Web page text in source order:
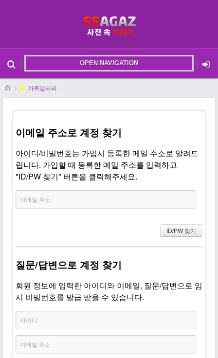
메뉴 건너뛰기
OPEN NAVIGATION
본문시작
싸' 가족갤러리
이메일 주소로 계정 찾기
아이디/비밀번호는 가입시 등록한 메일 주소로 알려드
립니다. 가입할 때 등록한 메일 주소를 입력하고
"ID/PW 찾기" 버튼을 클릭해주세요.
질문/답변으로 계정 찾기
회원 정보에 입력한 아이디와 이메일, 질문/답변으로 임
시 비밀번호를 발급 받을 수 있습니다.